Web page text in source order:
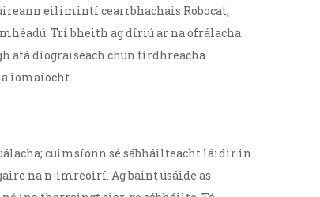
eilimintí cearrbhachais Robocat,
Trí bheith ag díriú ar na ofrálacha
atá díograiseach chun tírdhreacha
iomaíocht.
cuimsíonn sé sábháilteacht láidir in
na n-imreoirí. Ag baint úsáide as